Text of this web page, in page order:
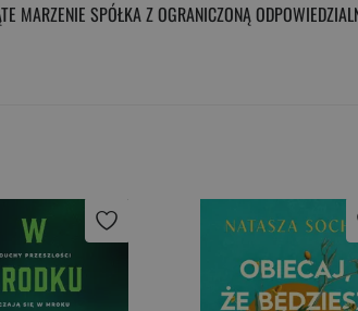
MARZENIE SPÓŁKA Z OGRANICZONĄ